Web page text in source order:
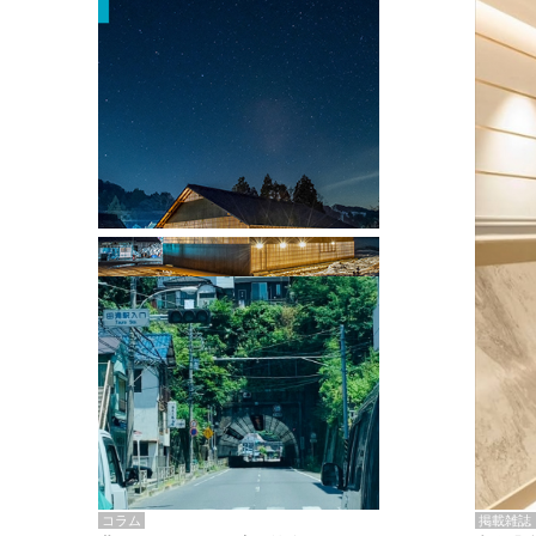
掲載雑誌
掲載雑誌・書籍
『街歩き研修「アールデコとモダニズ
ム、和風バロック」』のレポート記事が
掲載
コラム